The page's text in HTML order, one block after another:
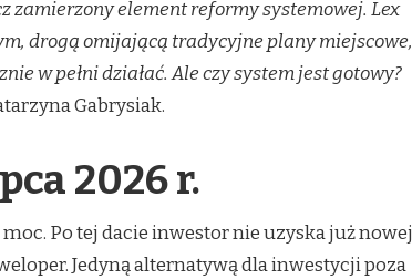
zamierzony element reformy systemowej. Lex
drogą omijającą tradycyjne plany miejscowe,
w pełni działać. Ale czy system jest gotowy?
Gabrysiak.
2026 r.
Po tej dacie inwestor nie uzyska już nowej
Jedyną alternatywą dla inwestycji poza